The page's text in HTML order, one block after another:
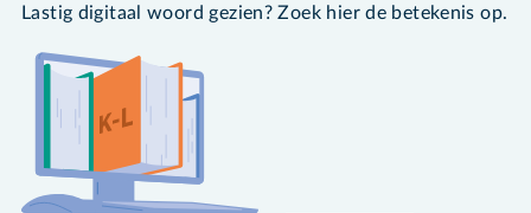
Lastig digitaal woord gezien? Zoek hier de betekenis op.